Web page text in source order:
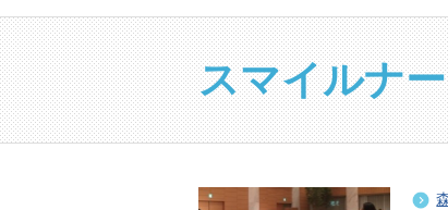
スマイルナ